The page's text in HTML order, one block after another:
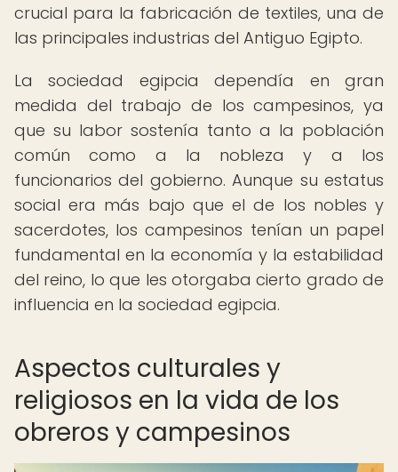
crucial para la fabricación de textiles, una de
las principales industrias del Antiguo Egipto.
La sociedad egipcia dependía en gran
medida del trabajo de los campesinos, ya
que su labor sostenía tanto a la población
común como a la nobleza y a los
funcionarios del gobierno. Aunque su estatus
social era más bajo que el de los nobles y
sacerdotes, los campesinos tenían un papel
fundamental en la economía y la estabilidad
del reino, lo que les otorgaba cierto grado de
influencia en la sociedad egipcia.
Aspectos culturales y
religiosos en la vida de los
obreros y campesinos